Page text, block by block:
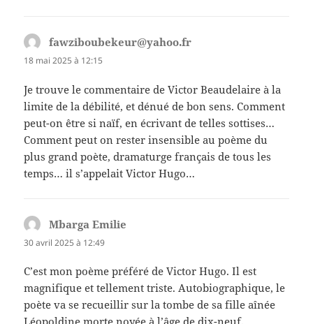
fawziboubekeur@yahoo.fr
18 mai 2025 à 12:15
Je trouve le commentaire de Victor Beaudelaire à la
limite de la débilité, et dénué de bon sens. Comment
peut-on être si naïf, en écrivant de telles sottises…
Comment peut on rester insensible au poème du
plus grand poète, dramaturge français de tous les
temps… il s’appelait Victor Hugo…
Mbarga Emilie
30 avril 2025 à 12:49
C’est mon poème préféré de Victor Hugo. Il est
magnifique et tellement triste. Autobiographique, le
poète va se recueillir sur la tombe de sa fille aînée
Léopoldine morte noyée à l’âge de dix-neuf.